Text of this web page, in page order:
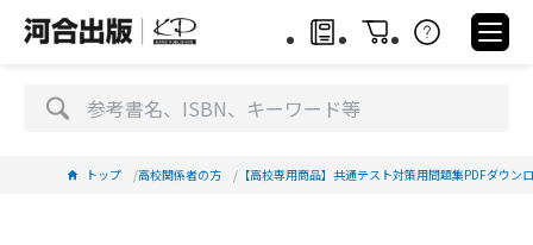
トップ 高校関係者の方 【高校専用商品】共通テスト対策用問題集PDFダウン